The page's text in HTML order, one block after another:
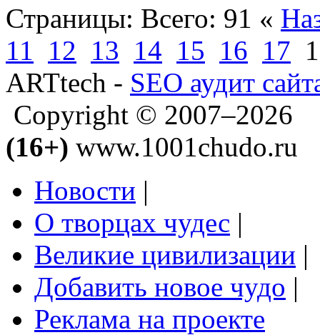
Страницы: Всего: 91 «
11
12 13 14 15 16 17
ARTtech - SEO аудит
Copyright © 2007–2026
(16+) www.1001chudo.ru
Новости |
О творцах чудес |
Великие цивилизации |
Добавить новое чудо |
Реклама на проекте